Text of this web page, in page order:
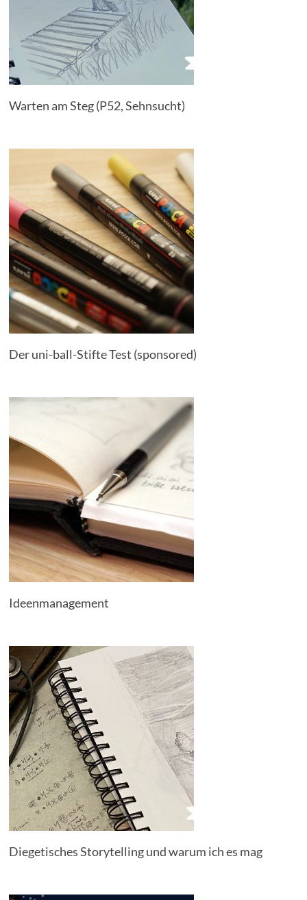
Warten am Steg (P52, Sehnsucht)
Der uni-ball-Stifte Test (sponsored)
Ideenmanagement
Diegetisches Storytelling und warum ich es mag